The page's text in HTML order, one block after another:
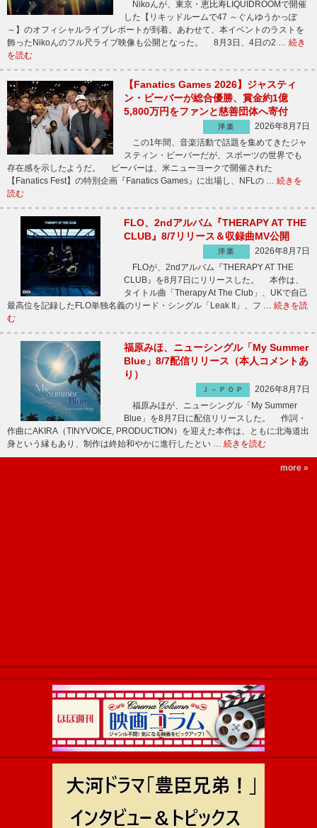
Nikoんが、東京・恵比寿LIQUIDROOMで開催
した【リキッドルームで47 ～ぐんゆうかっぽ
～】のオフィシャルライブレポートが到着。あわせて、本イベントのラストを
飾ったNikoんのフル尺ライブ映像も公開となった。 8月3日、4日の2 … 続き
を読む
【Fanatics Games 2026】ジャスティ
ン・ビーバーが総合優勝、賞金約1億
5,800万円をファンと慈善団体へ寄付
洋楽
2026年8月7日
この1年間、音楽活動で話題を集めてきたジャ
スティン・ビーバーだが、スポーツの世界でも
存在感を示したようだ。 ビーバーは、米ニューヨークで開催された
【Fanatics Fest】の特別企画『Fanatics Games』に出場し、NFLの … 続きを
読む
FLO、2ndアルバム『THERAPY AT THE
CLUB』8/7リリース＆収録曲MV公開
洋楽
2026年8月7日
FLOが、2ndアルバム『THERAPY AT THE
CLUB』を8月7日にリリースした。 本作は、
タイトル曲「Therapy At The Club」、UKで自己
最高位を記録したFLO単独名義のリード・シングル「Leak It」、フ … 続きを読
む
福原みほ、ニューシングル「My Summer
Blue」8/7配信リリース（本人コメントあ
り）
Ｊ－ＰＯＰ
2026年8月7日
福原みほが、ニューシングル「My Summer
Blue」を8月7日に配信リリースした。 作詞・
作曲にAKIRA（TINYVOICE, PRODUCTION）を迎えた本作は、ともに北海道出
身という縁もあり、制作は終始和やかに進行したとい … 続きを読む
more »